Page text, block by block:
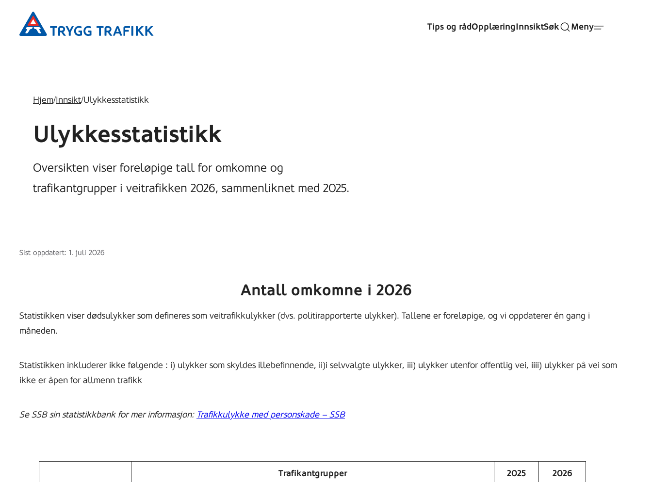
hovedinnhold
Trygg
Trafikk
Tips og rådOpplæringInnsiktSøk Meny
Hjem/Innsikt/Ulykkesstatistikk
Ulykkesstatistikk
Oversikten viser foreløpige tall for omkomne og
trafikantgrupper i veitrafikken 2026, sammenliknet med 2025.
Sist oppdatert: 1. juli 2026
Antall omkomne i 2026
Statistikken viser dødsulykker som defineres som veitrafikkulykker (dvs. politirapporterte ulykker). Tallene er foreløpige, og vi oppdaterer én gang i
måneden.
Statistikken inkluderer ikke følgende : i) ulykker som skyldes illebefinnende, ii)i selvvalgte ulykker, iii) ulykker utenfor offentlig vei, iiii) ulykker på vei som
ikke er åpen for allmenn trafikk
Se SSB sin statistikkbank for mer informasjon: Trafikkulykke med personskade – SSB
Trafikantgrupper 2025 2026